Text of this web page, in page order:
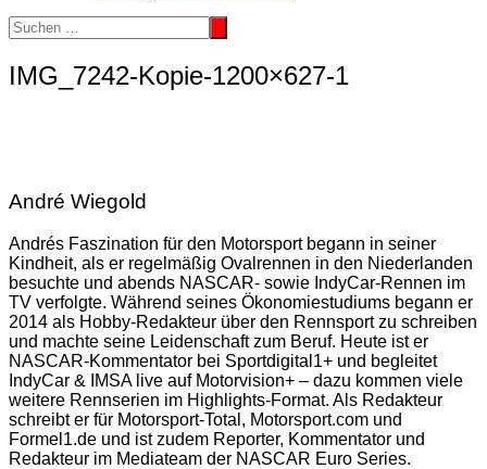
IMG_7242-Kopie-1200×627-1
André Wiegold
Andrés Faszination für den Motorsport begann in seiner
Kindheit, als er regelmäßig Ovalrennen in den Niederlanden
besuchte und abends NASCAR- sowie IndyCar-Rennen im
TV verfolgte. Während seines Ökonomiestudiums begann er
2014 als Hobby-Redakteur über den Rennsport zu schreiben
und machte seine Leidenschaft zum Beruf. Heute ist er
NASCAR-Kommentator bei Sportdigital1+ und begleitet
IndyCar & IMSA live auf Motorvision+ – dazu kommen viele
weitere Rennserien im Highlights-Format. Als Redakteur
schreibt er für Motorsport-Total, Motorsport.com und
Formel1.de und ist zudem Reporter, Kommentator und
Redakteur im Mediateam der NASCAR Euro Series.